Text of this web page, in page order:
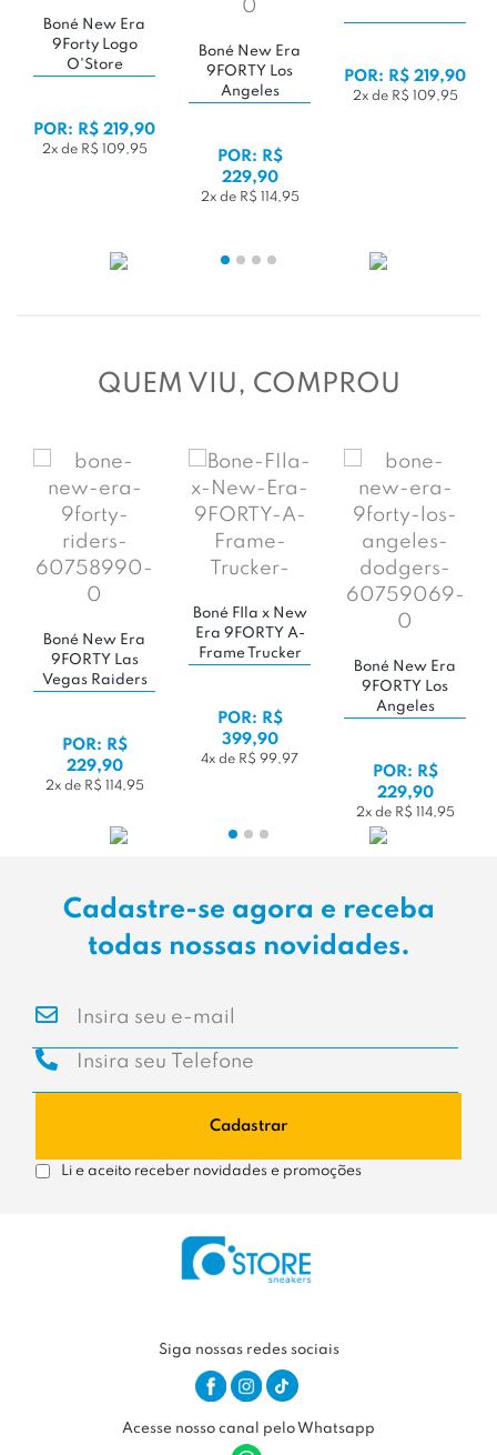
Boné New Era
9Forty Logo
O'Store
POR: R$ 219,90
2x de R$ 109,95
Boné New Era
9FORTY Los
Angeles
POR: R$
229,90
2x de R$ 114,95
POR: R$ 219,90
2x de R$ 109,95
QUEM VIU, COMPROU
Boné New Era
9FORTY Las
Vegas Raiders
POR: R$
229,90
2x de R$ 114,95
Boné FIla x New
Era 9FORTY A-
Frame Trucker
POR: R$
399,90
4x de R$ 99,97
Boné New Era
9FORTY Los
Angeles
POR: R$
229,90
2x de R$ 114,95
Cadastre-se agora e receba
todas nossas novidades.
Cadastrar
Li e aceito receber novidades e promoções
Siga nossas redes sociais
Acesse nosso canal pelo Whatsapp